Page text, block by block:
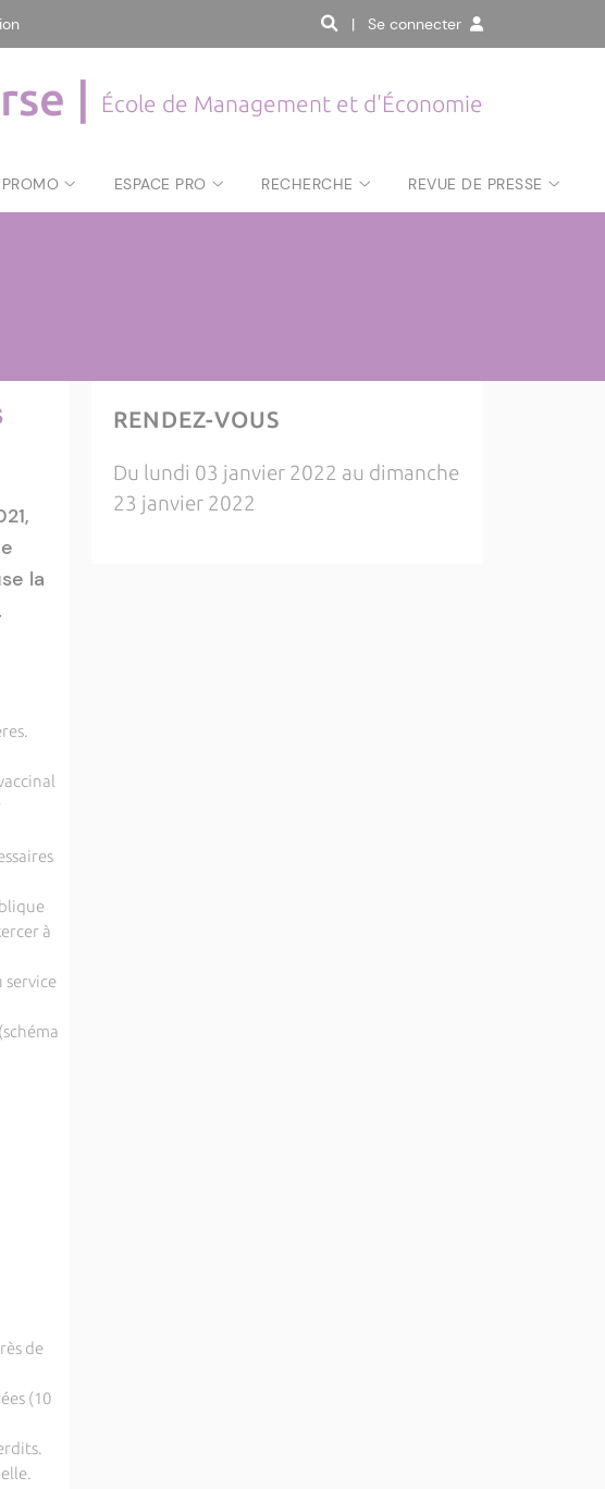
| Se connecter
| École de Management et d'Économie
ESPACE PRO RECHERCHE REVUE DE PRESSE
la
à
service
de
(10
RENDEZ-VOUS
Du lundi 03 janvier 2022 au dimanche
23 janvier 2022